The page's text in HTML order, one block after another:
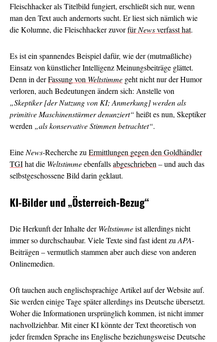
Fleischhacker als Titelbild fungiert, erschließt sich nur, wenn
man den Text auch andernorts sucht. Er liest sich nämlich wie
die Kolumne, die Fleischhacker zuvorfürNewsverfasst hat.
Es ist ein spannendes Beispiel dafür, wie der (mutmaßliche)
Einsatz von künstlicher Intelligenz Meinungsbeiträge glättet.
Denn in derFassung von Weltstimme geht nicht nur der Humor
verloren, auch Bedeutungen ändern sich: Anstelle von
„Skeptiker [der Nutzung von KI; Anmerkung] werden als
primitive Maschinenstürmer denunziert“ heißt es nun, Skeptiker
werden „als konservative Stimmen betrachtet“.
Eine News-Recherche zu Ermittlungen gegen den Goldhändler
TGIhat die Weltstimmeebenfallsabgeschrieben – und auch das
selbstgeschossene Bild darin geklaut.
KI-Bilder und„Österreich-Bezug“
Die Herkunft der Inhalte derWeltstimmeist allerdings nicht
immer so durchschaubar. Viele Texte sind fast ident zu APA-
Beiträgen – vermutlich stammen aber auch diese von anderen
Onlinemedien.
Oft tauchen auch englischsprachige Artikel auf der Website auf.
Sie werden einige Tage später allerdings ins Deutsche übersetzt.
Woher die Informationen ursprünglich kommen, ist nicht immer
nachvollziehbar. Mit einer KI könnte der Text theoretisch von
jeder fremden Sprache ins Englische beziehungsweise Deutsche